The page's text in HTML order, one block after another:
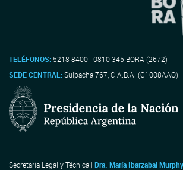
TELÉFONOS: 5218-8400 - 0810-345-BORA (2672)
SEDE CENTRAL:Suipacha 767, C.A.B.A. (C1008AAO)
Secretaría Legal y Técnica | Dra. María Ibarzabal